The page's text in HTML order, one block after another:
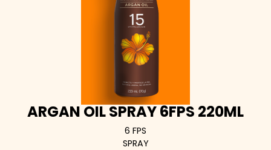
ARGAN OIL SPRAY 6FPS 220ML
6 FPS
SPRAY